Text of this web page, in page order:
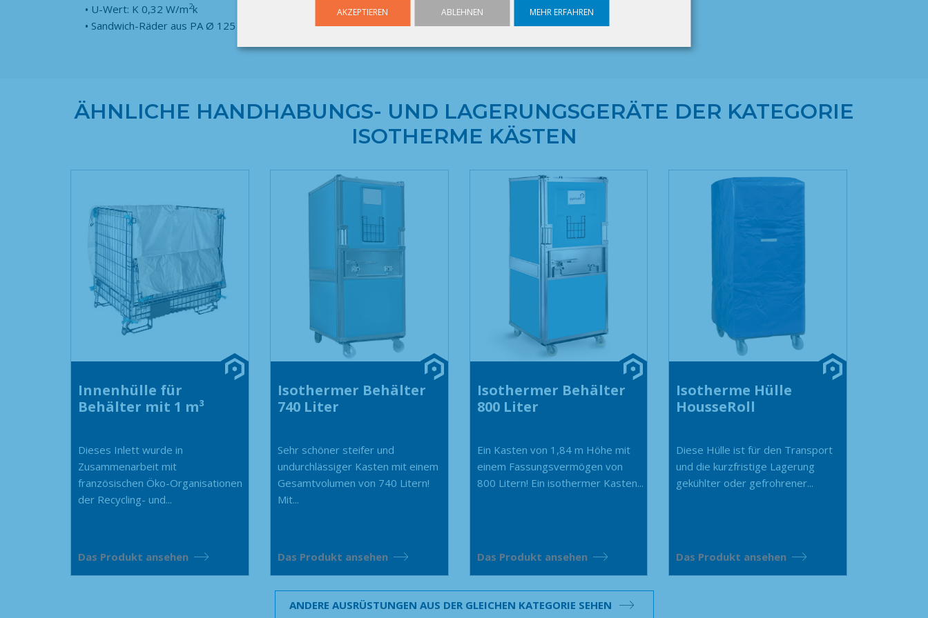
AKZEPTIEREN ABLEHNEN MEHR ERFAHREN
U-Wert: K 0,32 W/m2k
Sandwich-Räder aus PA Ø 125 mm
Tiefe : 660 mm
Höhe : 1440 mm
ÄHNLICHE HANDHABUNGS- UND LAGERUNGSGERÄTE DER KATEGORIE
ISOTHERME KÄSTEN
Innenhülle für
Behälter mit 1 m³
Dieses Inlett wurde in
Zusammenarbeit mit
französischen Öko-Organisationen
der Recycling- und...
Das Produkt ansehen
Isothermer Behälter
740 Liter
Sehr schöner steifer und
undurchlässiger Kasten mit einem
Gesamtvolumen von 740 Litern!
Mit...
Das Produkt ansehen
Isothermer Behälter
800 Liter
Ein Kasten von 1,84 m Höhe mit
einem Fassungsvermögen von
800 Litern! Ein isothermer Kasten...
Das Produkt ansehen
Isotherme Hülle
HousseRoll
Diese Hülle ist für den Transport
und die kurzfristige Lagerung
gekühlter oder gefrohrener...
Das Produkt ansehen
ANDERE AUSRÜSTUNGEN AUS DER GLEICHEN KATEGORIE SEHEN